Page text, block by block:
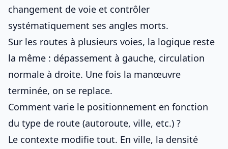
changement de voie et contrôler
systématiquement ses angles morts.
Sur les routes à plusieurs voies, la logique reste
la même : dépassement à gauche, circulation
normale à droite. Une fois la manœuvre
terminée, on se replace.
Comment varie le positionnement en fonction
du type de route (autoroute, ville, etc.) ?
Le contexte modifie tout. En ville, la densité